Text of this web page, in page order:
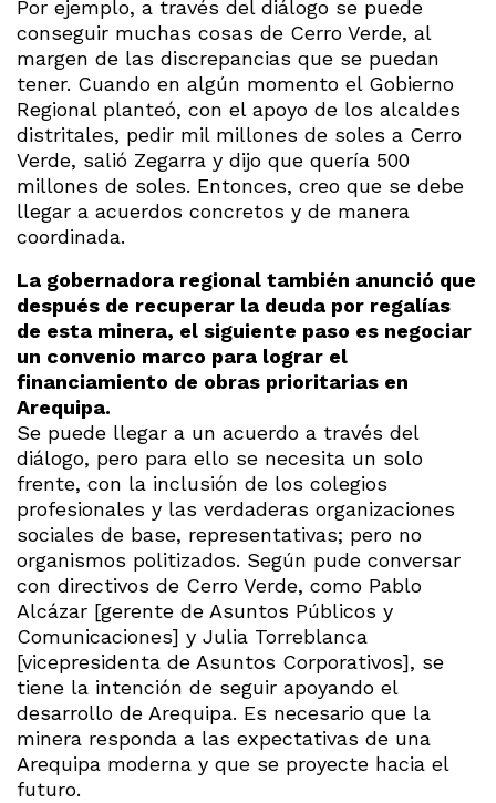
Por ejemplo, a través del diálogo se puede
conseguir muchas cosas de Cerro Verde, al
margen de las discrepancias que se puedan
tener. Cuando en algún momento el Gobierno
Regional planteó, con el apoyo de los alcaldes
distritales, pedir mil millones de soles a Cerro
Verde, salió Zegarra y dijo que quería 500
millones de soles. Entonces, creo que se debe
llegar a acuerdos concretos y de manera
coordinada.
La gobernadora regional también anunció que
después de recuperar la deuda por regalías
de esta minera, el siguiente paso es negociar
un convenio marco para lograr el
financiamiento de obras prioritarias en
Arequipa.
Se puede llegar a un acuerdo a través del
diálogo, pero para ello se necesita un solo
frente, con la inclusión de los colegios
profesionales y las verdaderas organizaciones
sociales de base, representativas; pero no
organismos politizados. Según pude conversar
con directivos de Cerro Verde, como Pablo
Alcázar [gerente de Asuntos Públicos y
Comunicaciones] y Julia Torreblanca
[vicepresidenta de Asuntos Corporativos], se
tiene la intención de seguir apoyando el
desarrollo de Arequipa. Es necesario que la
minera responda a las expectativas de una
Arequipa moderna y que se proyecte hacia el
futuro.